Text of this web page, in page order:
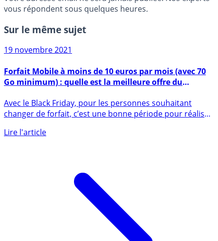
vous répondent sous quelques heures.
Sur le même sujet
19 novembre 2021
Forfait Mobile à moins de 10 euros par mois (avec 70
Go minimum) : quelle est la meilleure offre du
Avec le Black Friday, pour les personnes souhaitant
changer de forfait, c’est une bonne période pour réaliser
Lire l'article